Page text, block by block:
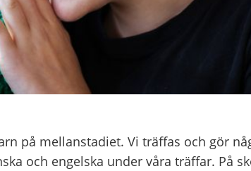
på mellanstadiet. Vi träffas och gör
och engelska under våra träffar. På